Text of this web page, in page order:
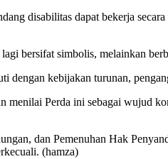
disabilitas dapat bekerja
bersifat simbolis, melainkan
kebijakan turunan,
Perda ini sebagai wujud
dan Pemenuhan Hak
(hamza)